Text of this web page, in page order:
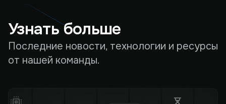
Узнать больше
Последние новости, технологии и ресурсы
от нашей команды.